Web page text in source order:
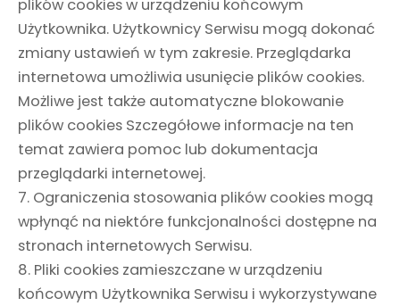
plików cookies w urządzeniu końcowym
Użytkownika. Użytkownicy Serwisu mogą dokonać
zmiany ustawień w tym zakresie. Przeglądarka
internetowa umożliwia usunięcie plików cookies.
Możliwe jest także automatyczne blokowanie
plików cookies Szczegółowe informacje na ten
temat zawiera pomoc lub dokumentacja
przeglądarki internetowej.
7. Ograniczenia stosowania plików cookies mogą
wpłynąć na niektóre funkcjonalności dostępne na
stronach internetowych Serwisu.
8. Pliki cookies zamieszczane w urządzeniu
końcowym Użytkownika Serwisu i wykorzystywane